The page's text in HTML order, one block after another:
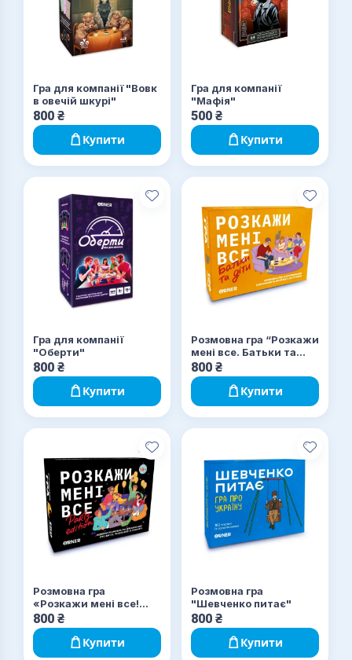
Гра для компанії "Вовк
в овечій шкурі"
800 ₴
Купити
Гра для компанії
"Мафія"
500 ₴
Купити
Гра для компанії
"Оберти"
800 ₴
Купити
Розмовна гра “Розкажи
мені все. Батьки та
діти”
800 ₴
Купити
Розмовна гра
«Розкажи мені все!
Party edition»
800 ₴
Купити
Розмовна гра
"Шевченко питає"
800 ₴
Купити